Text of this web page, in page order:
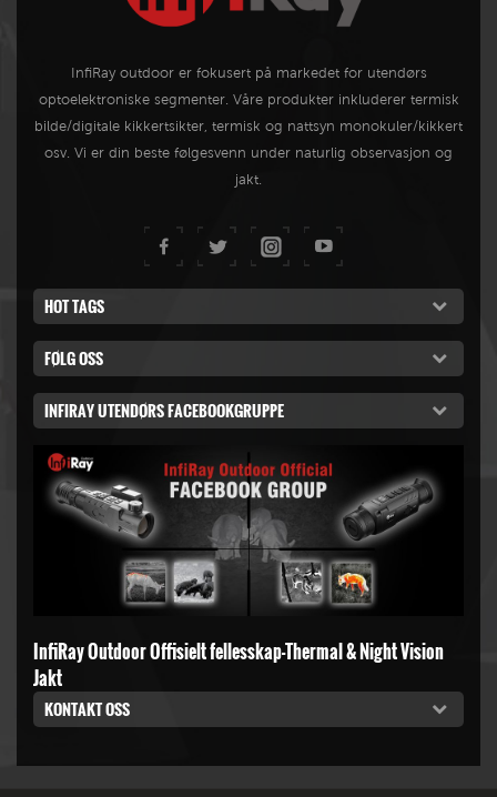
InfiRay outdoor er fokusert på markedet for utendørs
optoelektroniske segmenter. Våre produkter inkluderer termisk
bilde/digitale kikkertsikter, termisk og nattsyn monokuler/kikkert
osv. Vi er din beste følgesvenn under naturlig observasjon og
jakt.
HOT TAGS
FØLG OSS
INFIRAY UTENDØRS FACEBOOKGRUPPE
InfiRay Outdoor Offisielt fellesskap-Thermal & Night Vision
Jakt
KONTAKT OSS